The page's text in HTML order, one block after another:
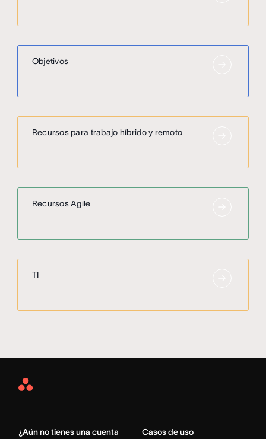
Objetivos
Recursos para trabajo híbrido y remoto
Recursos Agile
TI
Asana
¿Aún no tienes una cuenta
Casos de uso